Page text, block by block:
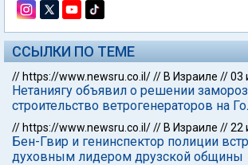
ССЫЛКИ ПО ТЕМЕ
// https://www.newsru.co.il/// В Израиле //03
Нетаниягу объявил о решении
строительство ветрогенераторов на
// https://www.newsru.co.il/// В Израиле //22
Бен-Гвир и генинспектор полиции
духовным лидером друзской общины